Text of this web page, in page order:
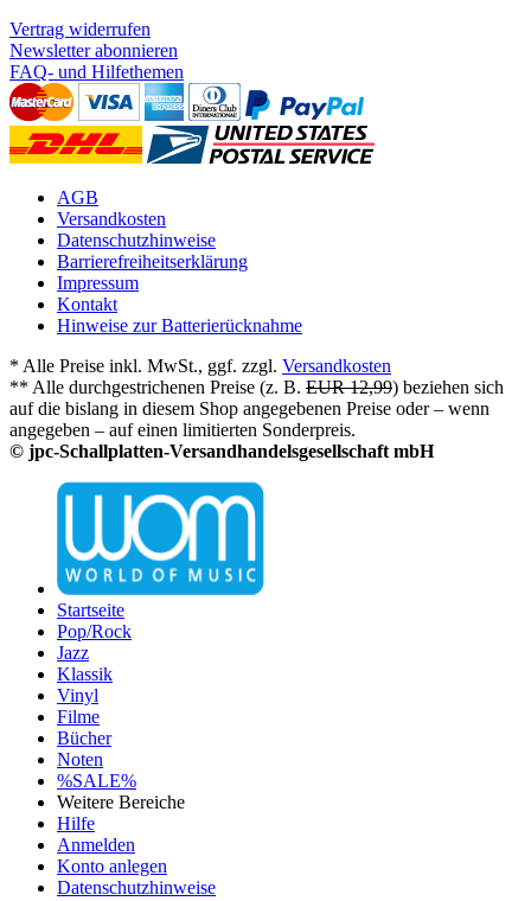
Vertrag widerrufen
Newsletter abonnieren
FAQ- und Hilfethemen
AGB
Versandkosten
Datenschutzhinweise
Barrierefreiheitserklärung
Impressum
Kontakt
Hinweise zur Batterierücknahme
* Alle Preise inkl. MwSt., ggf. zzgl. Versandkosten
** Alle durchgestrichenen Preise (z. B. EUR 12,99) beziehen sich
auf die bislang in diesem Shop angegebenen Preise oder – wenn
angegeben – auf einen limitierten Sonderpreis.
© jpc-Schallplatten-Versandhandelsgesellschaft mbH
Startseite
Pop/Rock
Jazz
Klassik
Vinyl
Filme
Bücher
Noten
%SALE%
Weitere Bereiche
Hilfe
Anmelden
Konto anlegen
Datenschutzhinweise